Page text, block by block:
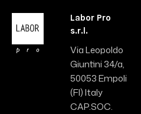
Labor Pro
s.r.l.
Via Leopoldo
Giuntini 34/a,
50053 Empoli
(FI) Italy
CAP.SOC.